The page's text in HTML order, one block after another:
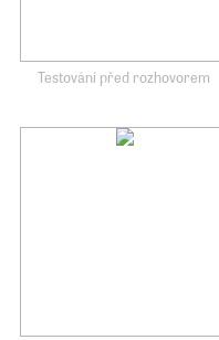
Testování před rozhovorem